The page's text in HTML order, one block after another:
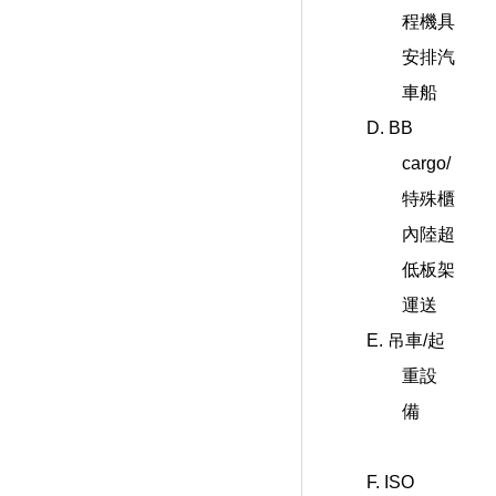
程機具
安排汽
車船
D. BB
cargo/
特殊櫃
內陸超
低板架
運送
E. 吊車/起
重設
備
F. ISO